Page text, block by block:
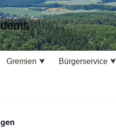
Gremien Bürgerservice